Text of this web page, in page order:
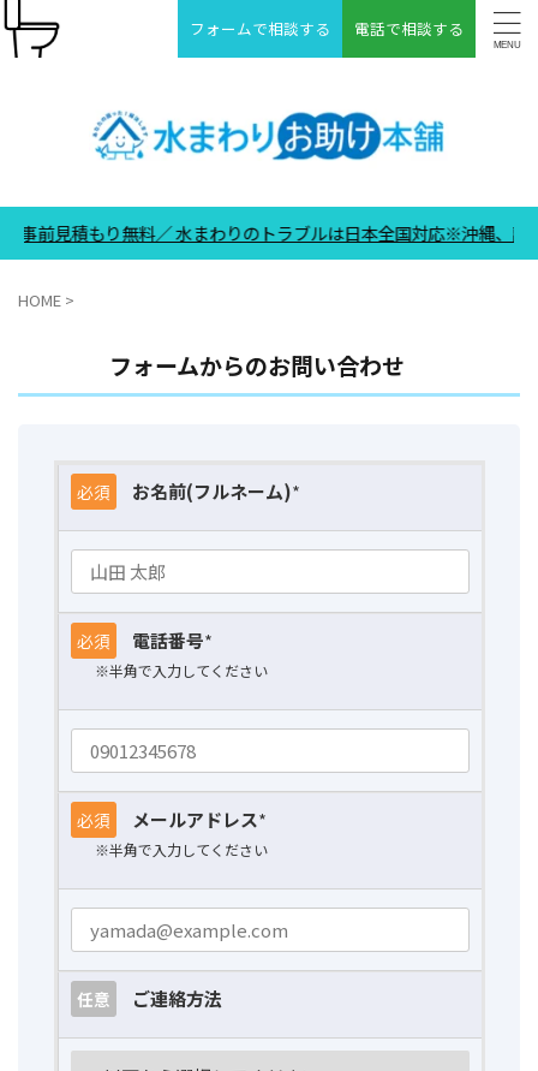
フォームで相談する 電話で相談する
前見積もり無料／ 水まわりのトラブルは日本全国対応※沖縄、離島
HOME >
フォームからのお問い合わせ
必須 お名前(フルネーム)*
必須 電話番号*
※半角で入力してください
必須 メールアドレス*
※半角で入力してください
任意 ご連絡方法